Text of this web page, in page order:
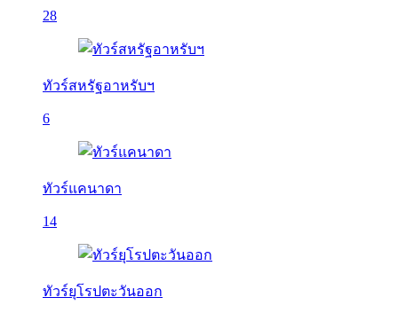
28
ทัวร์สหรัฐอาหรับฯ
6
ทัวร์แคนาดา
14
ทัวร์ยุโรปตะวันออก